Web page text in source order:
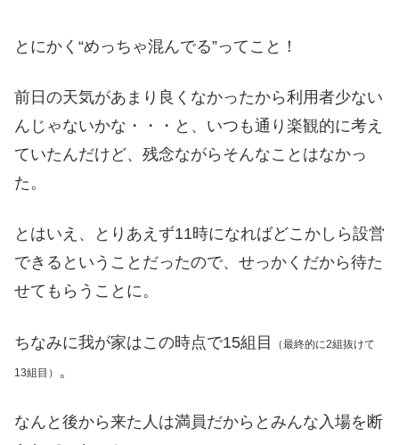
とにかく“めっちゃ混んでる”ってこと！
前日の天気があまり良くなかったから利用者少ない
んじゃないかな・・・と、いつも通り楽観的に考え
ていたんだけど、残念ながらそんなことはなかっ
た。
とはいえ、とりあえず11時になればどこかしら設営
できるということだったので、せっかくだから待た
せてもらうことに。
ちなみに我が家はこの時点で15組目 （最終的に2組抜けて
13組目） 。
なんと後から来た人は満員だからとみんな入場を断